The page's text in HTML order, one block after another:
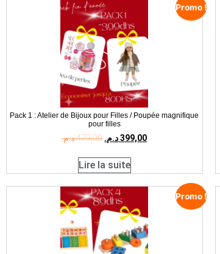
Promo !
Pack 1 : Atelier de Bijoux pour Filles / Poupée magnifique
pour filles
479,00د.م. 399,00 د.م.
Lire la suite
Promo !